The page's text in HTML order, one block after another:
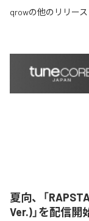
qrowの他のリリース
夏向、「
Ver.)」を配信開